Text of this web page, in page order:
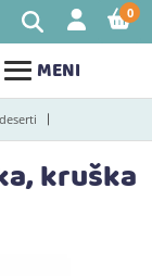
MENI
0
kruška